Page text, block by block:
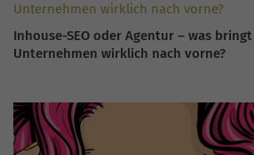
Inhouse-SEO oder Agentur – was
Unternehmen wirklich nach vorne?